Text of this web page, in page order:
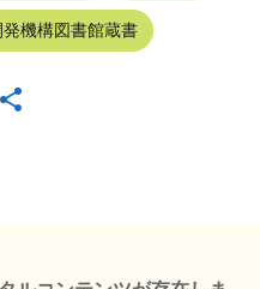
機構図書館蔵書